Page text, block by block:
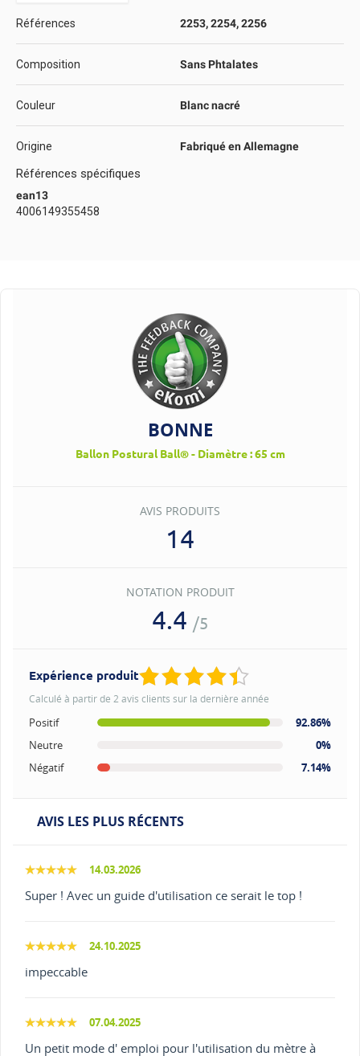
Références 2253, 2254, 2256
Composition Sans Phtalates
Couleur Blanc nacré
Origine Fabriqué en Allemagne
Références spécifiques
ean13
4006149355458
BONNE
Ballon Postural Ball® - Diamètre : 65 cm
AVIS PRODUITS
14
NOTATION PRODUIT
4.4 /5
Expérience produit
Calculé à partir de 2 avis clients sur la dernière année
Positif
92.86%
Neutre
0%
Négatif
7.14%
AVIS LES PLUS RÉCENTS
14.03.2026
Super ! Avec un guide d'utilisation ce serait le top !
24.10.2025
impeccable
07.04.2025
Un petit mode d' emploi pour l'utilisation du mètre à